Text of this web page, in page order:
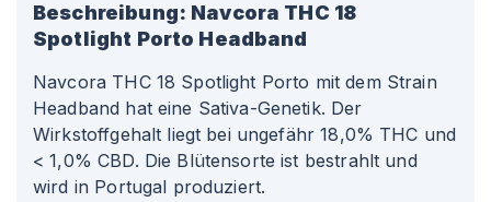
Beschreibung: Navcora THC 18
Spotlight Porto Headband
Navcora THC 18 Spotlight Porto mit dem Strain
Headband hat eine Sativa-Genetik. Der
Wirkstoffgehalt liegt bei ungefähr 18,0% THC und
< 1,0% CBD. Die Blütensorte ist bestrahlt und
wird in Portugal produziert.